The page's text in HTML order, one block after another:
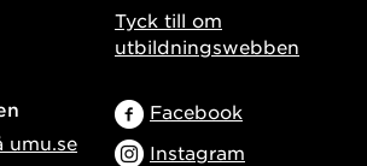
Tyck till om
utbildningswebben
umu.se
Facebook
Instagram